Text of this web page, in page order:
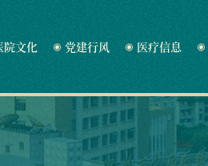
院文化 党建行风 医疗信息